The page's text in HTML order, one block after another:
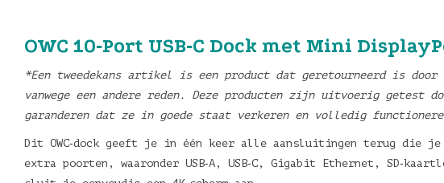
OWC 10‑Port USB‑C Dock met Mini
*Een tweedekans artikel is een product dat geretourneerd is
vanwege een andere reden. Deze producten zijn uitvoerig getest
garanderen dat ze in goede staat verkeren en volledig
Dit OWC‑dock geeft je in één keer alle aansluitingen terug die
extra poorten, waaronder USB‑A, USB‑C, Gigabit Ethernet,